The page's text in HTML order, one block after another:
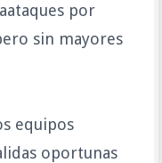
por
sin mayores
equipos
oportunas